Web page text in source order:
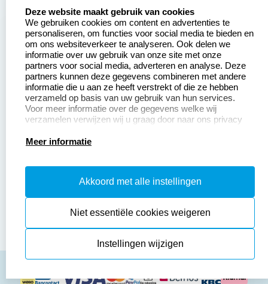
Aanvraag op maat
Betaling &
Verzending
Wederverkoper
worden
Sale
Contact opnemen
Veel gestelde vragen
Retourneren
Herroepingsrecht
Productinformatie:
Instructiepagina
Safety Sheets
Sitemap
Deze website maakt gebruik van cookies
We gebruiken cookies om content en advertenties te
personaliseren, om functies voor social media te bieden en
om ons websiteverkeer te analyseren. Ook delen we
informatie over uw gebruik van onze site met onze
partners voor social media, adverteren en analyse. Deze
partners kunnen deze gegevens combineren met andere
informatie die u aan ze heeft verstrekt of die ze hebben
verzameld op basis van uw gebruik van hun services.
Voor meer informatie over de gegevens welke wij
verzamelen verwijzen wij u graag door naar ons privacy
Meer informatie
Akkoord met alle instellingen
Niet essentiële cookies weigeren
Instellingen wijzigen